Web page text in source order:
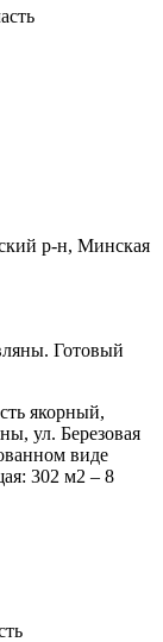
р-н, Минская
Готовый
якорный,
ул. Березовая
виде
302 м2 – 8